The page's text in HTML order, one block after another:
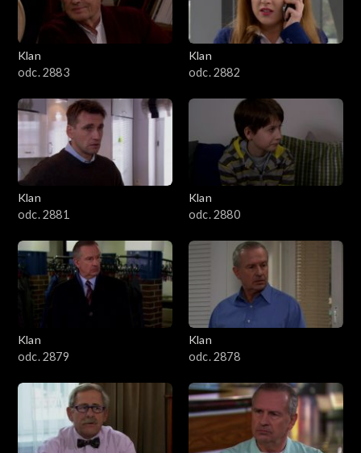
1701–1800
1601–1700
1501–1600
1401–1500
1301–1400
1201–1300
1101–1200
1001–1100
901–1000
801–900
701–800
Klan
odc. 2883
Klan
odc. 2882
Klan
odc. 2881
Klan
odc. 2880
Klan
odc. 2879
Klan
odc. 2878